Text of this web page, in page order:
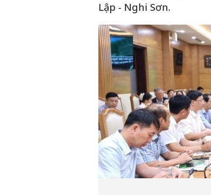
Lập - Nghi Sơn.